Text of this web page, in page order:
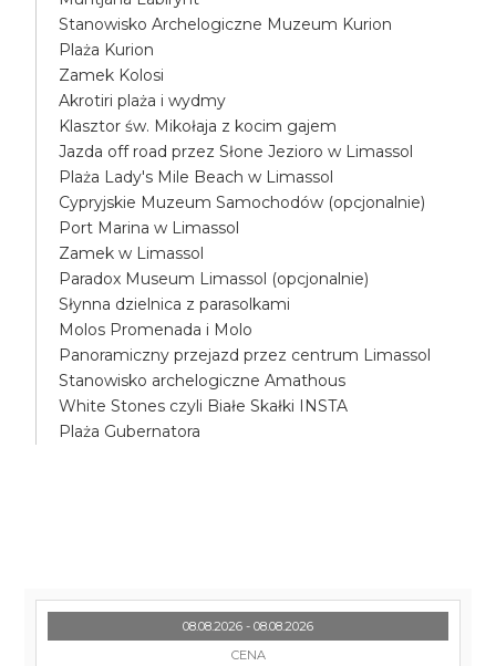
Stanowisko Archelogiczne Muzeum Kurion
Plaża Kurion
Zamek Kolosi
Akrotiri plaża i wydmy
Klasztor św. Mikołaja z kocim gajem
Jazda off road przez Słone Jezioro w Limassol
Plaża Lady's Mile Beach w Limassol
Cypryjskie Muzeum Samochodów (opcjonalnie)
Port Marina w Limassol
Zamek w Limassol
Paradox Museum Limassol (opcjonalnie)
Słynna dzielnica z parasolkami
Molos Promenada i Molo
Panoramiczny przejazd przez centrum Limassol
Stanowisko archelogiczne Amathous
White Stones czyli Białe Skałki INSTA
Plaża Gubernatora
08.08.2026 - 08.08.2026
CENA